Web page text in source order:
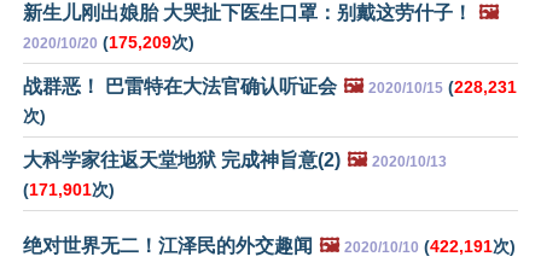
新生儿刚出娘胎 大哭扯下医生口罩：别戴这劳什子！ 🖼️
2020/10/20 (175,209次)
战群恶！ 巴雷特在大法官确认听证会 🖼️ 2020/10/15 (228,231
次)
大科学家往返天堂地狱 完成神旨意(2) 🖼️ 2020/10/13
(171,901次)
绝对世界无二！江泽民的外交趣闻 🖼️ 2020/10/10 (422,191次)